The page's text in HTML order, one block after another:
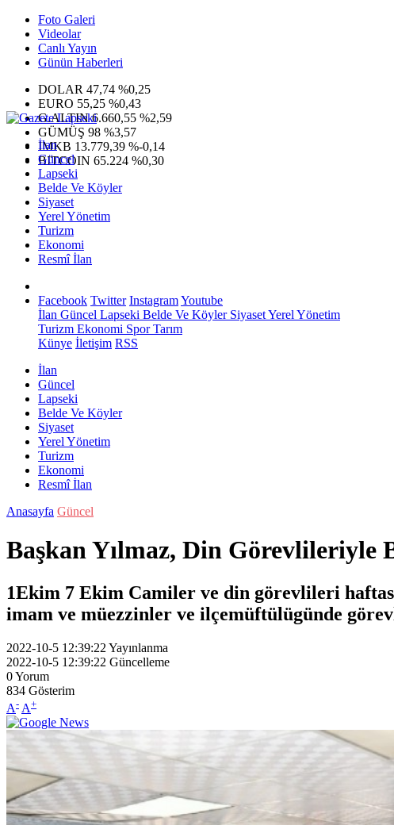
Foto Galeri
Videolar
Canlı Yayın
Günün Haberleri
DOLAR 47,74 %0,25
EURO 55,25 %0,43
G.ALTIN6.660,55 %2,59
GÜMÜŞ 98 %3,57
IMKB 13.779,39 %-0,14
BITCOIN 65.224 %0,30
İlan
Güncel
Lapseki
Belde Ve Köyler
Siyaset
Yerel Yönetim
Turizm
Ekonomi
Resmî İlan
Facebook Twitter InstagramYoutube
İlan Güncel Lapseki Belde Ve KöylerSiyasetYerel Yönetim
Turizm Ekonomi SporTarım
Künye İletişim RSS
İlan
Güncel
Lapseki
Belde Ve Köyler
Siyaset
Yerel Yönetim
Turizm
Ekonomi
Resmî İlan
Anasayfa Güncel
Başkan Yılmaz, Din
1Ekim 7 Ekim Camiler ve din görevlileri
imam ve müezzinler ve ilçemüftülügünde
2022-10-5 12:39:22 Yayınlanma
2022-10-5 12:39:22 Güncelleme
0Yorum
834 Gösterim
A- A+